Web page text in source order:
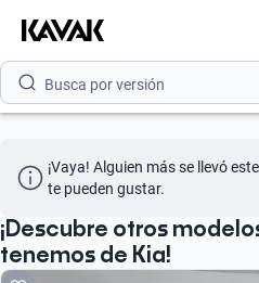
Busca por modelo
Busca por versión
Busca por marca
Busca por modelo
Busca por versión
¡Vaya! Alguien más se llevó
te pueden gustar.
¡Descubre otros
tenemos de Kia!